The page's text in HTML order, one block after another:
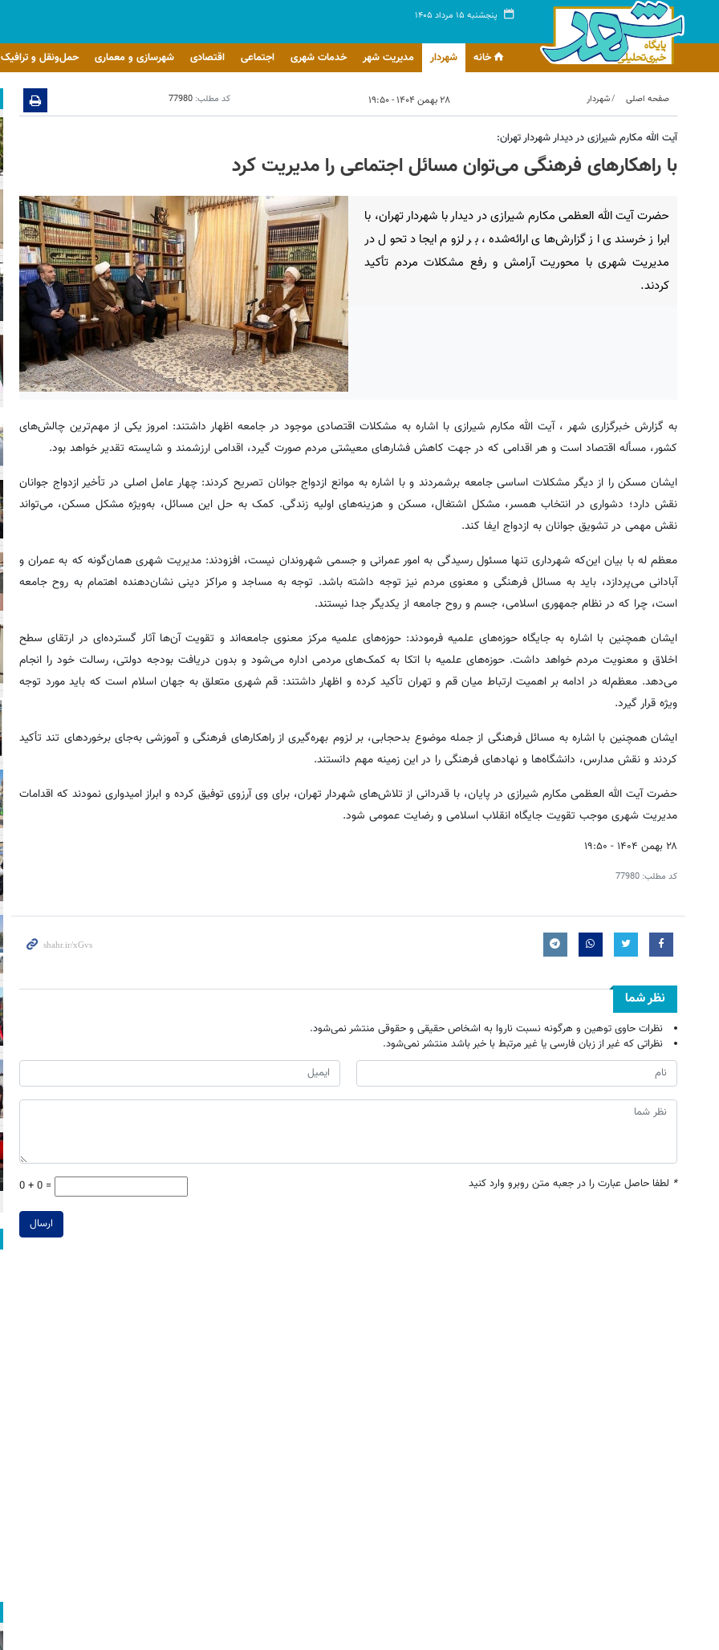
پنجشنبه ۱۵ مرداد ۱۴۰۵
خانه شهردار مدیریت شهر خدمات شهری اجتماعی اقتصادی شهرسازی و معماری حمل‌ونقل و ترافیک
صفحه اصلی شهردار ۲۸ بهمن ۱۴۰۴ - ۱۹:۵۰ کد مطلب: 77980
آیت الله مکارم شیرازی در دیدار شهردار تهران:
با راهکارهای فرهنگی می‌توان مسائل اجتماعی را مدیریت کرد
حضرت آیت الله العظمی مکارم شیرازی در دیدار با شهردار تهران، با
ابراز خرسندی از گزارش‌های ارائه‌شده، بر لزوم ایجاد تحول در
مدیریت شهری با محوریت آرامش و رفع مشکلات مردم تأکید
کردند.
به گزارش خبرگزاری شهر ، آیت الله مکارم شیرازی با اشاره به مشکلات اقتصادی موجود در جامعه اظهار داشتند: امروز یکی از مهم‌ترین چالش‌های
کشور، مسأله اقتصاد است و هر اقدامی که در جهت کاهش فشارهای معیشتی مردم صورت گیرد، اقدامی ارزشمند و شایسته تقدیر خواهد بود.
ایشان مسکن را از دیگر مشکلات اساسی جامعه برشمردند و با اشاره به موانع ازدواج جوانان تصریح کردند: چهار عامل اصلی در تأخیر ازدواج جوانان
نقش دارد؛ دشواری در انتخاب همسر، مشکل اشتغال، مسکن و هزینه‌های اولیه زندگی. کمک به حل این مسائل، به‌ویژه مشکل مسکن، می‌تواند
نقش مهمی در تشویق جوانان به ازدواج ایفا کند.
معظم له با بیان این‌که شهرداری تنها مسئول رسیدگی به امور عمرانی و جسمی شهروندان نیست، افزودند: مدیریت شهری همان‌گونه که به عمران و
آبادانی می‌پردازد، باید به مسائل فرهنگی و معنوی مردم نیز توجه داشته باشد. توجه به مساجد و مراکز دینی نشان‌دهنده اهتمام به روح جامعه
است، چرا که در نظام جمهوری اسلامی، جسم و روح جامعه از یکدیگر جدا نیستند.
ایشان همچنین با اشاره به جایگاه حوزه‌های علمیه فرمودند: حوزه‌های علمیه مرکز معنوی جامعه‌اند و تقویت آن‌ها آثار گسترده‌ای در ارتقای سطح
اخلاق و معنویت مردم خواهد داشت. حوزه‌های علمیه با اتکا به کمک‌های مردمی اداره می‌شود و بدون دریافت بودجه دولتی، رسالت خود را انجام
می‌دهد. معظم‌له در ادامه بر اهمیت ارتباط میان قم و تهران تأکید کرده و اظهار داشتند: قم شهری متعلق به جهان اسلام است که باید مورد توجه
ویژه قرار گیرد.
ایشان همچنین با اشاره به مسائل فرهنگی از جمله موضوع بدحجابی، بر لزوم بهره‌گیری از راهکارهای فرهنگی و آموزشی به‌جای برخوردهای تند تأکید
کردند و نقش مدارس، دانشگاه‌ها و نهادهای فرهنگی را در این زمینه مهم دانستند.
حضرت آیت الله العظمی مکارم شیرازی در پایان، با قدردانی از تلاش‌های شهردار تهران، برای وی آرزوی توفیق کرده و ابراز امیدواری نمودند که اقدامات
مدیریت شهری موجب تقویت جایگاه انقلاب اسلامی و رضایت عمومی شود.
۲۸ بهمن ۱۴۰۴ - ۱۹:۵۰
کد مطلب: 77980
نظر شما
نظرات حاوی توهین و هرگونه نسبت ناروا به اشخاص حقیقی و حقوقی منتشر نمی‌شود.
نظراتی که غیر از زبان فارسی یا غیر مرتبط با خبر باشد منتشر نمی‌شود.
* لطفا حاصل عبارت را در جعبه متن روبرو وارد کنید 0 + 0 =
ارسال